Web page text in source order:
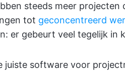
steeds meer
tot geconcentreerd
er gebeurt veel tegelijk in
juiste software voor